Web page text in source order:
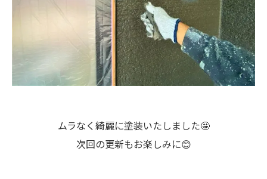
ムラなく綺麗に塗装いたしました🤩
次回の更新もお楽しみに😊